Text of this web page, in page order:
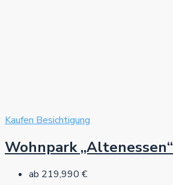
Kaufen Besichtigung
Wohnpark „Altenessen“
ab 219,990 €